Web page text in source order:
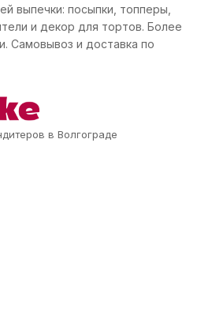
выпечки: посыпки, топперы,
и декор для тортов. Более
Самовывоз и доставка по
в Волгограде